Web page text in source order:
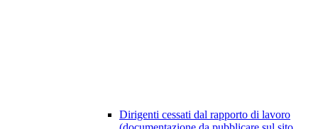
Dirigenti cessati dal rapporto di lavoro